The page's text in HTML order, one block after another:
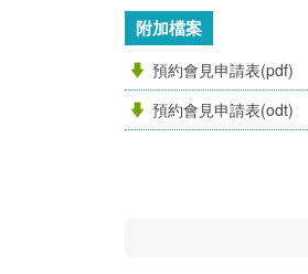
附加檔案
預約會見申請表(pdf)
預約會見申請表(odt)